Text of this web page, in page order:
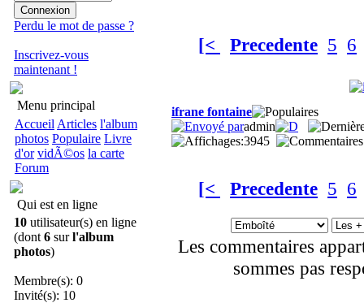
Perdu le mot de passe ?
Inscrivez-vous
maintenant !
Menu principal
Accueil Articles l'album
photos Populaire Livre
d'or vidÃ©os la carte
Forum
Qui est en ligne
10 utilisateur(s) en ligne
(dont 6 surl'album
photos)
Membre(s): 0
Invité(s): 10
[< Precedente 5 6
ifrane fontaine
admin
3945
[< Precedente 5 6
Les commentaires
sommes pas